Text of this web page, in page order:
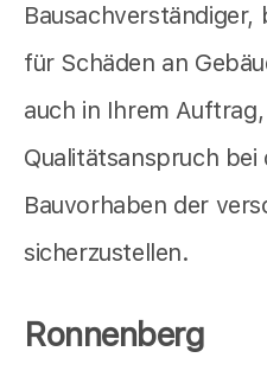
für Schäden an
auch in Ihrem
Qualitätsanspruch bei
Bauvorhaben der
sicherzustellen.
Ronnenberg